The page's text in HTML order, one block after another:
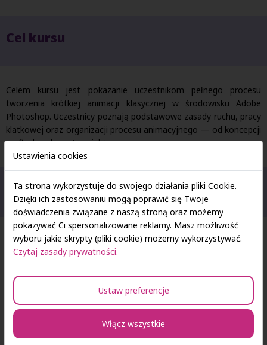
Cel kursu
Celem kursu jest pokazanie uczestnikom pełnego procesu
tworzenia krótkiej animacji klasycznej w środowisku Adobe
Photoshop. Uczestnicy poznają podstawowe zasady ruchu, pracy
klatkowej oraz organizacji procesu animacyjnego — od koncepcji
po finalny eksport projektu.
Prowadzący kurs
Ustawienia cookies
Ta strona wykorzystuje do swojego działania pliki Cookie.
Dzięki ich zastosowaniu mogą poprawić się Twoje
doświadczenia związane z naszą stroną oraz możemy
pokazywać Ci spersonalizowane reklamy. Masz możliwość
wyboru jakie skrypty (pliki cookie) możemy wykorzystywać.
Czytaj zasady prywatności.
Ustaw preferencje
Włącz wszystkie